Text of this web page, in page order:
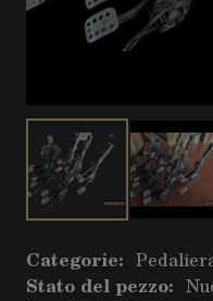
Categorie:
Stato del pezzo: